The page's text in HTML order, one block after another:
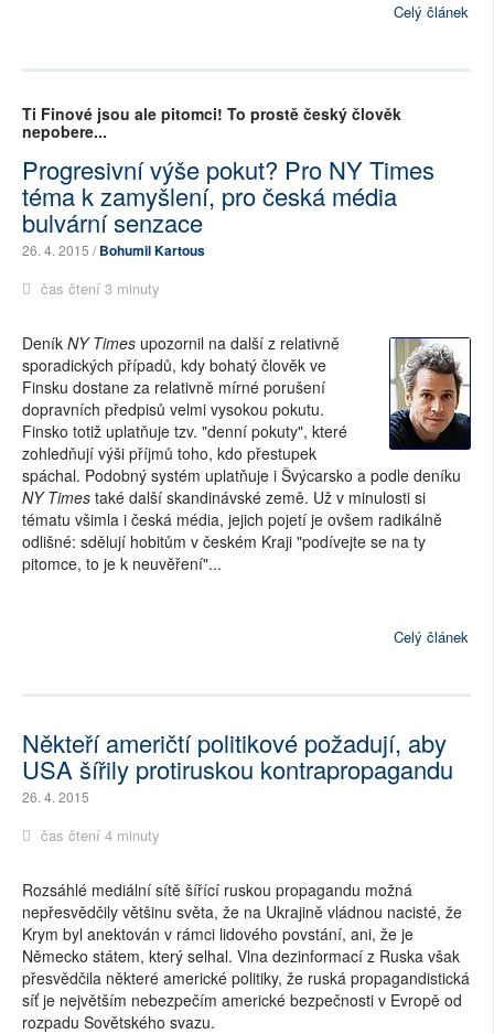
Celý článek
Ti Finové jsou ale pitomci! To prostě český člověk
nepobere...
Progresivní výše pokut? Pro NY Times
téma k zamyšlení, pro česká média
bulvární senzace
26. 4. 2015 /Bohumil Kartous
čas čtení 3 minuty
Deník NY Times upozornil na další z relativně
sporadických případů, kdy bohatý člověk ve
Finsku dostane za relativně mírné porušení
dopravních předpisů velmi vysokou pokutu.
Finsko totiž uplatňuje tzv. "denní pokuty", které
zohledňují výši příjmů toho, kdo přestupek
spáchal. Podobný systém uplatňuje i Švýcarsko a podle deníku
NY Times také další skandinávské země. Už v minulosti si
tématu všimla i česká média, jejich pojetí je ovšem radikálně
odlišné: sdělují hobitům v českém Kraji "podívejte se na ty
pitomce, to je k neuvěření"...
Celý článek
Někteří američtí politikové požadují, aby
USA šířily protiruskou kontrapropagandu
26. 4. 2015
čas čtení 4 minuty
Rozsáhlé mediální sítě šířící ruskou propagandu možná
nepřesvědčily většinu světa, že na Ukrajině vládnou nacisté, že
Krym byl anektován v rámci lidového povstání, ani, že je
Německo státem, který selhal. Vlna dezinformací z Ruska však
přesvědčila některé americké politiky, že ruská propagandistická
síť je největším nebezpečím americké bezpečnosti v Evropě od
rozpadu Sovětského svazu.